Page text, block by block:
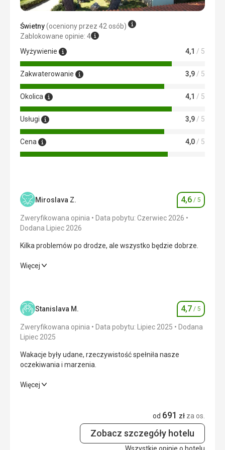
Zakwaterowanie
można usiąść.
W porządku
Ta recenzja została automatycznie przetłumaczona za
pomocą Google Translate
Świetny(oceniony przez 42 osób)
Zablokowane opinie: 4
Wyżywienie
4,1 / 5
Zakwaterowanie 3,9 / 5
Okolica 4,1 / 5
Usługi 3,9 / 5
Cena 4,0 / 5
Miroslava Z. Ocena
4,6 / 5
Zweryfikowana opinia
Data pobytu: Czerwiec 2026
Dodana Lipiec 2026
Kilka problemów po drodze, ale wszystko będzie dobrze.
Kilka problemów po drodze, ale wszystko będzie dobrze.
Zakwaterowanie 5,0/ 5
Okolica 4,0/ 5
Cena
Wszystko było doskonałe, duży wybór na śniadania i
Więcej
Stanislava M. Ocena
4,7 / 5
Zweryfikowana opinia Data pobytu: Lipiec 2025
Dodana
Lipiec 2025
Wakacje były udane, rzeczywistość spełniła nasze
oczekiwania i marzenia.
Wakacje były udane, rzeczywistość spełniła nasze
5,0 / 5
4,0
Więcej
od 691 zł za os.
Zobacz szczegóły hotelu
Wszystkie opinie o hotelu